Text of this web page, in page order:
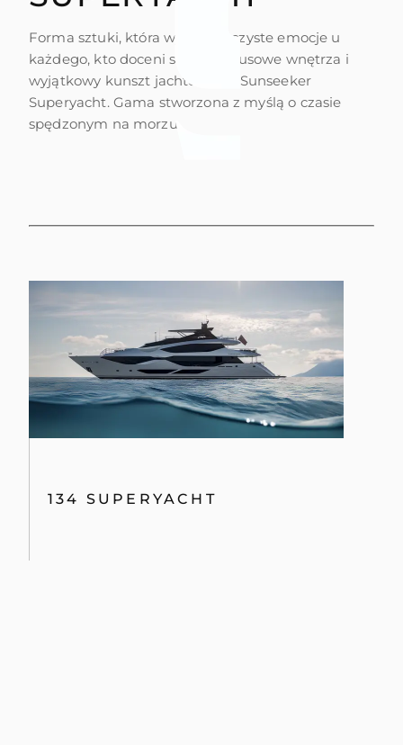
Forma sztuki, która wywołuje czyste emocje u
każdego, kto doceni skalę, luksusowe wnętrza i
wyjątkowy kunszt jachtów linii Sunseeker
Superyacht. Gama stworzona z myślą o czasie
spędzonym na morzu.
134 SUPERYACHT